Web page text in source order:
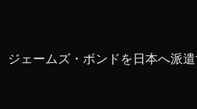
ェームズ・ボンドを日本へ派